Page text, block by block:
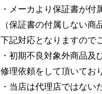
・メーカより保証書が
（保証書の付属しない
下記対応となりますので
・初期不良対象外商品
修理依頼をして頂いてお
・当店は代理店ではな